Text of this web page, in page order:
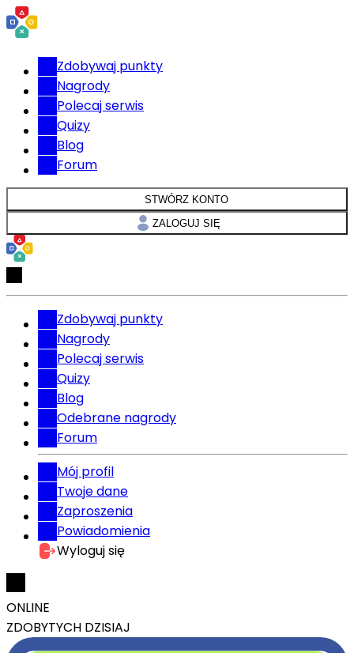
Zdobywaj punkty
Nagrody
Polecaj serwis
Quizy
Blog
Forum
STWÓRZ KONTO
ZALOGUJ SIĘ
Zdobywaj punkty
Nagrody
Polecaj serwis
Quizy
Blog
Odebrane nagrody
Forum
Mój profil
Twoje dane
Zaproszenia
Powiadomienia
Wyloguj się
ONLINE
ZDOBYTYCH DZISIAJ